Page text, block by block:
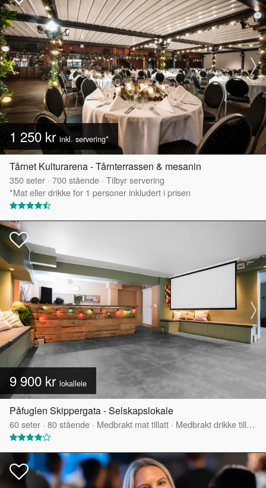
1 250 kr inkl. servering*
Tårnet Kulturarena - Tårnterrassen & mesanin
350seter · 700stående · Tilbyr servering
*Mat eller drikke for 1 personer inkludert i prisen
9 900 kr lokalleie
Påfuglen Skippergata - Selskapslokale
60seter · 80stående · Medbrakt mat tillatt · Medbrakt drikke tillatt